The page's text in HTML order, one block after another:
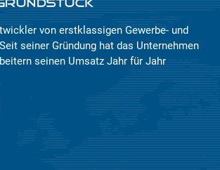
von erstklassigen Gewerbe- und
seiner Gründung hat das Unternehmen
seinen Umsatz Jahr für Jahr